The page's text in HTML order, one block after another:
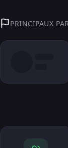
PRINCIPAUX